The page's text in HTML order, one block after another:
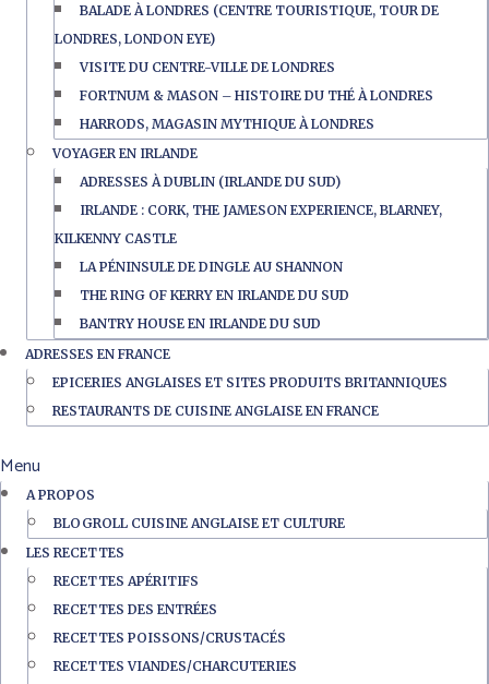
BALADE À LONDRES (CENTRE TOURISTIQUE, TOUR DE
LONDRES, LONDON EYE)
VISITE DU CENTRE-VILLE DE LONDRES
FORTNUM & MASON – HISTOIRE DU THÉ À LONDRES
HARRODS, MAGASIN MYTHIQUE À LONDRES
VOYAGER EN IRLANDE
ADRESSES À DUBLIN (IRLANDE DU SUD)
IRLANDE : CORK, THE JAMESON EXPERIENCE, BLARNEY,
KILKENNY CASTLE
LA PÉNINSULE DE DINGLE AU SHANNON
THE RING OF KERRY EN IRLANDE DU SUD
BANTRY HOUSE EN IRLANDE DU SUD
ADRESSES EN FRANCE
EPICERIES ANGLAISES ET SITES PRODUITS BRITANNIQUES
RESTAURANTS DE CUISINE ANGLAISE EN FRANCE
Menu
A PROPOS
BLOGROLL CUISINE ANGLAISE ET CULTURE
LES RECETTES
RECETTES APÉRITIFS
RECETTES DES ENTRÉES
RECETTES POISSONS/CRUSTACÉS
RECETTES VIANDES/CHARCUTERIES